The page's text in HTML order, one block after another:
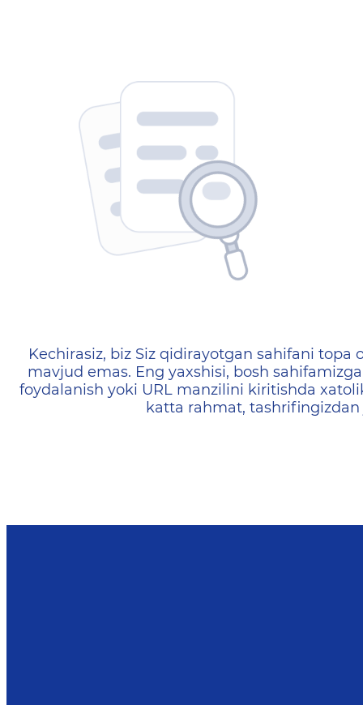
404 — Страница не
Kechirasiz, biz Siz qidirayotgan sahifani topa
mavjud emas. Eng yaxshisi, bosh
foydalanish yoki URL manzilini kiritishda
katta rahmat,